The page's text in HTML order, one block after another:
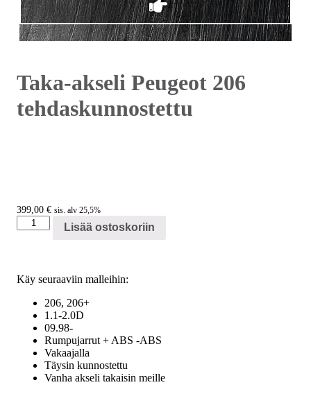
Taka-akseli Peugeot 206
tehdaskunnostettu
399,00 € sis. alv 25,5%
Taka-
akseli
määrä
Lisää ostoskoriin
Käy seuraaviin malleihin:
206, 206+
1.1-2.0D
09.98-
Rumpujarrut + ABS -ABS
Vakaajalla
Täysin kunnostettu
Vanha akseli takaisin meille